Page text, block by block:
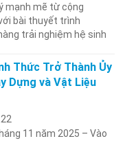
mạnh mẽ từ cộng
bài thuyết trình
trải nghiệm hệ sinh
Thức Trở Thành Ủy
Dựng và Vật Liệu
11 năm 2025 – Vào